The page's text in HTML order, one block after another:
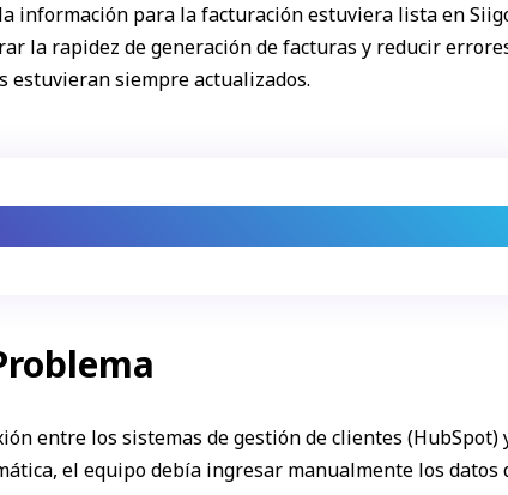
información para la facturación estuviera lista en
la rapidez de generación de facturas y reducir
estuvieran siempre actualizados.
entre los sistemas de gestión de clientes
el equipo debía ingresar manualmente los datos